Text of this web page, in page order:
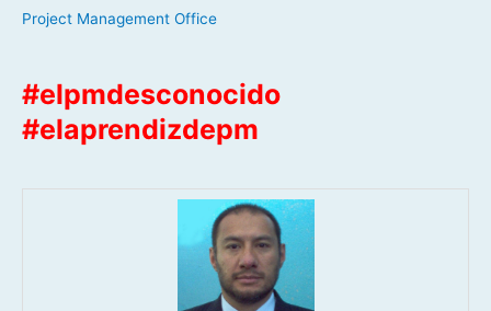
Project Management Office
#elpmdesconocido
#elaprendizdepm